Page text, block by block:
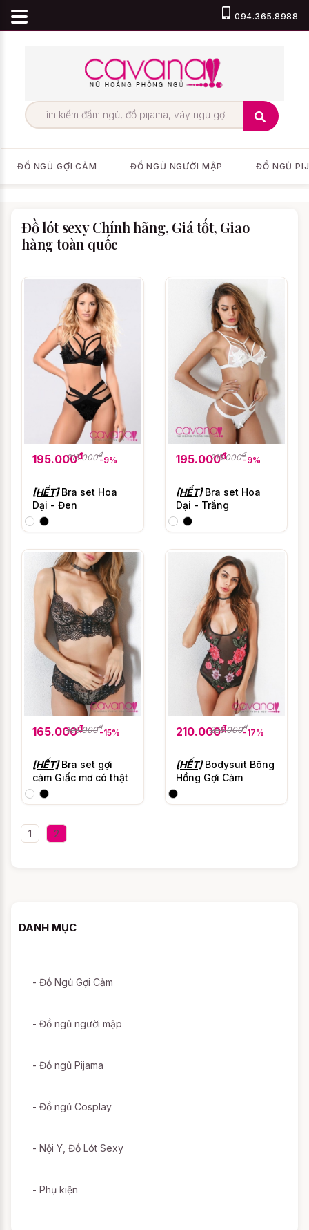
094.365.8988
ĐỒ NGỦ GỢI CẢM ĐỒ NGỦ NGƯỜI MẬP ĐỒ NGỦ
Đồ lót sexy Chính hãng, Giá tốt, Giao
hàng toàn quốc
195.000đ
215.000đ
-9%
[HẾT] Bra set Hoa
Dại - Đen
195.000đ
215.000đ
-9%
[HẾT] Bra set Hoa
Dại - Trắng
165.000đ
195.000đ
-15%
[HẾT] Bra set gợi
cảm Giấc mơ có thật
210.000đ
255.000đ
-17%
[HẾT] Bodysuit Bông
Hồng Gợi Cảm
1 2
DANH MỤC
- Đồ Ngủ Gợi Cảm
- Đồ ngủ người mập
- Đồ ngủ Pijama
- Đồ ngủ Cosplay
- Nội Y, Đồ Lót Sexy
- Phụ kiện